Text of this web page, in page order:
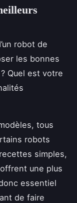
robot de
les bonnes
Quel est votre
tous
robots
simples,
une plus
essentiel
de faire